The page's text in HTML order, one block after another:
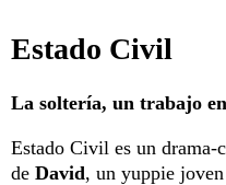
Estado Civil
La soltería, un trabajo
Estado Civil es un drama-
de David, un yuppie